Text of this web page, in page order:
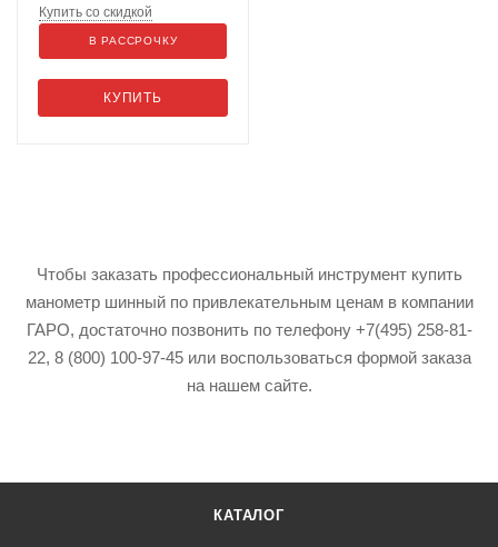
КУПИТЬ
Купить со скидкой
В РАССРОЧКУ
Чтобы заказать профессиональный инструмент купить
манометр шинный по привлекательным ценам в компании
ГАРО, достаточно позвонить по телефону +7(495) 258-81-
22, 8 (800) 100-97-45 или воспользоваться формой заказа
на нашем сайте.
КАТАЛОГ